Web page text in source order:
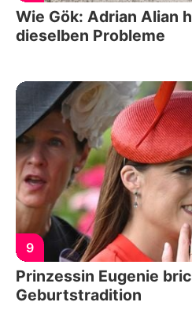
Wie Gök: Adrian Alian
dieselben Probleme
9
Prinzessin Eugenie
Geburtstradition